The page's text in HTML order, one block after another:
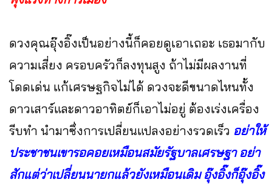
ดวงคุณอุ๊งอิ๊งเป็นอย่างนี้ก็คอยดูเอาเถอะ เธอมากับ
ความเสี่ยง ครอบครัวก็ลงทุนสูง ถ้าไม่มีผลงานที่
โดดเด่น แก้เศรษฐกิจไม่ได้ ดวงจะดีขนาดไหนทั้ง
ดาวเสาร์และดาวอาทิตย์ก็เอาไม่อยู่ ต้องเร่งเครื่อง
รีบทำ นำมาซึ่งการเปลี่ยนแปลงอย่างรวดเร็ว อย่าให้
ประชาชนเขารอคอยเหมือนสมัยรัฐบาลเศรษฐา อย่า
สักแต่ว่าเปลี่ยนนายกแล้วยังเหมือนเดิม อุ๊งอิ๊งก็อุ๊งอิ๊ง